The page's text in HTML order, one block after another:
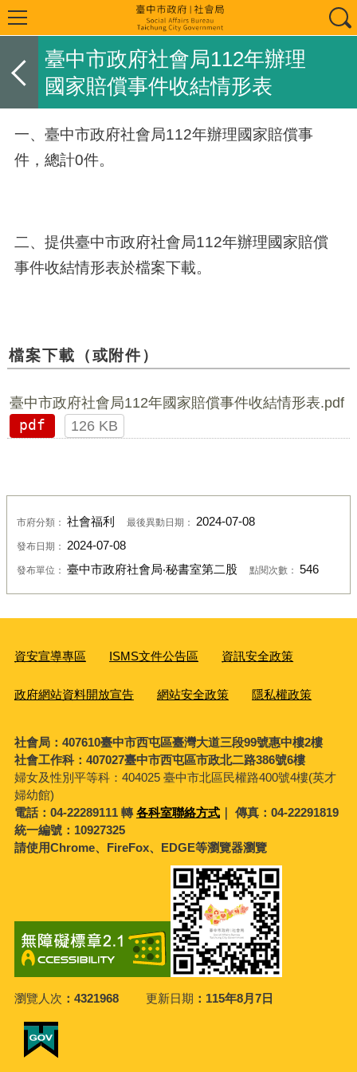
臺中市政府社會局112年辦理
國家賠償事件收結情形表
一、臺中市政府社會局112年辦理國家賠償事
件，總計0件。
二、提供臺中市政府社會局112年辦理國家賠償
事件收結情形表於檔案下載。
檔案下載（或附件）
臺中市政府社會局112年國家賠償事件收結情形表.pdf
pdf
126 KB
市府分類： 社會福利 最後異動日期： 2024-07-08
發布日期： 2024-07-08
發布單位： 臺中市政府社會局‧秘書室第二股 點閱次數： 546
資安宣導專區 ISMS文件公告區 資訊安全政策
政府網站資料開放宣告 網站安全政策 隱私權政策
社會局：407610臺中市西屯區臺灣大道三段99號惠中樓2樓
社會工作科：407027臺中市西屯區市政北二路386號6樓
婦女及性別平等科： 404025 臺中市北區民權路400號4樓(英才
婦幼館)
電話：04-22289111 轉各科室聯絡方式｜ 傳真：04-22291819
統一編號：10927325
請使用Chrome、FireFox、EDGE等瀏覽器瀏覽
瀏覽人次 4321968 更新日期 115年8月7日